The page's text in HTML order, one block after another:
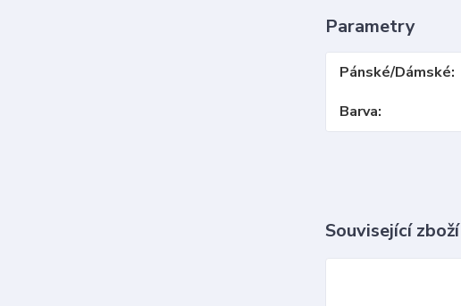
Parametry
Pánské/Dámské
Barva
Související zboží